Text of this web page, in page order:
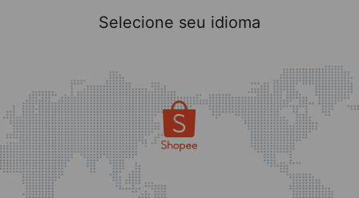
Selecione seu idioma